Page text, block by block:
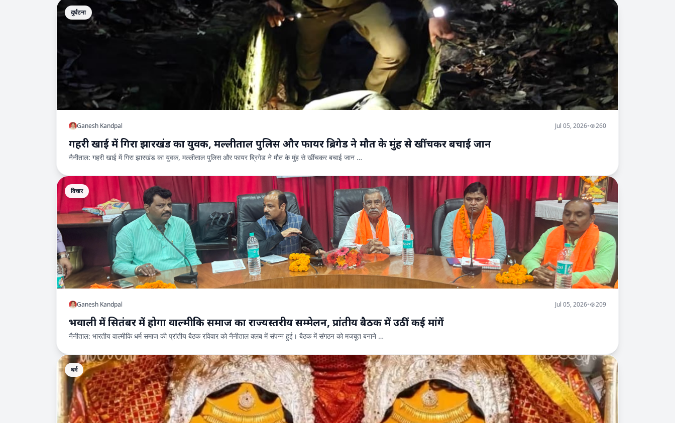
दुर्घटना
Ganesh Kandpal Jul 05, 2026• 260
गहरी खाई में गिरा झारखंड का युवक, मल्लीताल पुलिस और फायर ब्रिगेड ने मौत के मुंह से खींचकर बचाई जान
नैनीताल: गहरी खाई में गिरा झारखंड का युवक, मल्लीताल पुलिस और फायर ब्रिगेड ने मौत के मुंह से खींचकर बचाई जान …
विचार
Ganesh Kandpal Jul 05, 2026• 209
भवाली में सितंबर में होगा वाल्मीकि समाज का राज्यस्तरीय सम्मेलन, प्रांतीय बैठक में उठीं कई मांगें
नैनीताल: भारतीय वाल्मीकि धर्म समाज की प्रांतीय बैठक रविवार को नैनीताल क्लब में संपन्न हुई। बैठक में संगठन को मजबूत बनाने …
धर्म